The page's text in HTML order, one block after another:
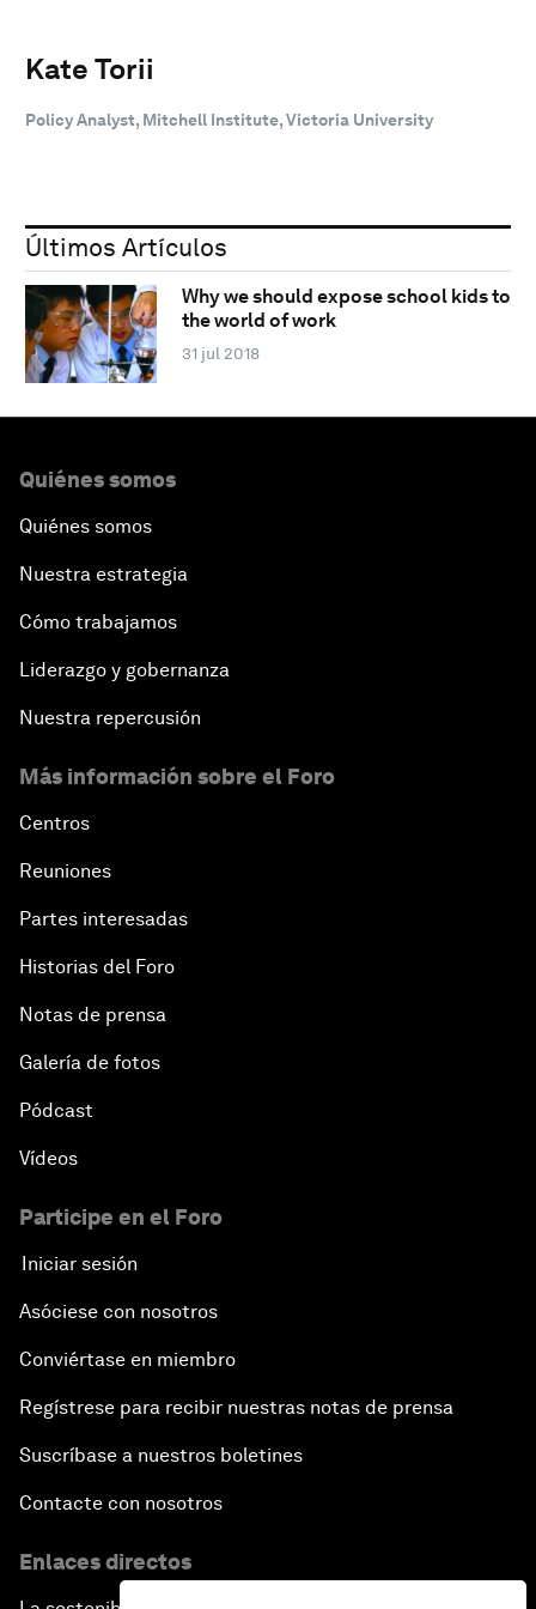
Kate Torii
Policy Analyst, Mitchell Institute, Victoria University
Últimos Artículos
Why we should expose school kids to
the world of work
31 jul 2018
Quiénes somos
Quiénes somos
Nuestra estrategia
Cómo trabajamos
Liderazgo y gobernanza
Nuestra repercusión
Más información sobre el Foro
Centros
Reuniones
Partes interesadas
Historias del Foro
Notas de prensa
Galería de fotos
Pódcast
Vídeos
Participe en el Foro
Iniciar sesión
Asóciese con nosotros
Conviértase en miembro
Regístrese para recibir nuestras notas de prensa
Suscríbase a nuestros boletines
Contacte con nosotros
Enlaces directos